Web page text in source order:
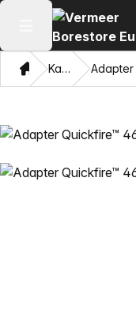
Hauptmenü öffnen
HeimKatalog